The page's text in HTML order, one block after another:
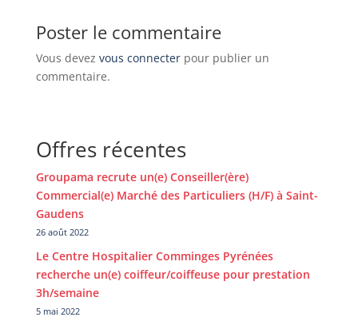
Poster le commentaire
Vous devez vous connecterpour publier un
commentaire.
Offres récentes
Groupama recrute un(e) Conseiller(ère)
Commercial(e) Marché des Particuliers (H/F) à Saint-
Gaudens
26 août 2022
Le Centre Hospitalier Comminges Pyrénées
recherche un(e) coiffeur/coiffeuse pour prestation
3h/semaine
5 mai 2022